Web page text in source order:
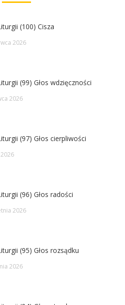
(100) Cisza
2026
(99) Głos wdzięczności
2026
(97) Głos cierpliwości
(96) Głos radości
2026
(95) Głos rozsądku
2026